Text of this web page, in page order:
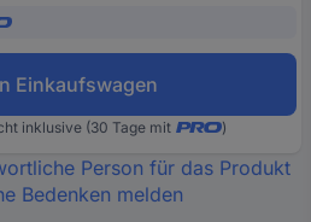
Einkaufswagen
inklusive (30 Tage mit )
Person für das Produkt
Bedenken melden